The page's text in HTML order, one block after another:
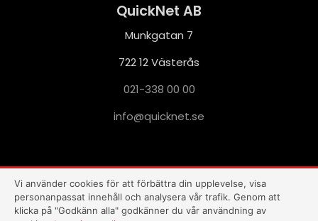
QuickNet AB
Munkgatan 7
722 12 Västerås
021-338 00 00
es.te
nkciu
q@ofn
i